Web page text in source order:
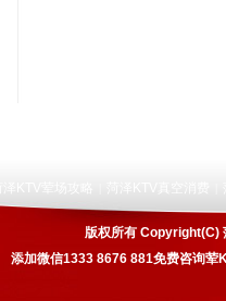
版权所有 Copyright(C)
添加微信1333 8676 881免费咨询荤